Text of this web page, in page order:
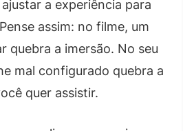
a experiência para
assim: no filme, um
quebra a imersão. No seu
mal configurado quebra a
quer assistir.